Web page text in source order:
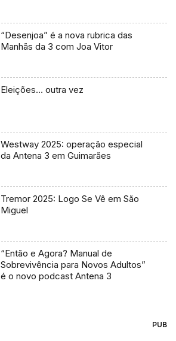
“Desenjoa” é a nova rubrica das
Manhãs da 3 com Joa Vitor
Eleições… outra vez
Westway 2025: operação especial
da Antena 3 em Guimarães
Tremor 2025: Logo Se Vê em São
Miguel
“Então e Agora? Manual de
Sobrevivência para Novos Adultos”
é o novo podcast Antena 3
PUB